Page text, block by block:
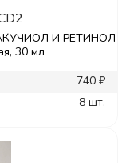
И РЕТИНОЛ
30 мл
740 ₽
8 шт.